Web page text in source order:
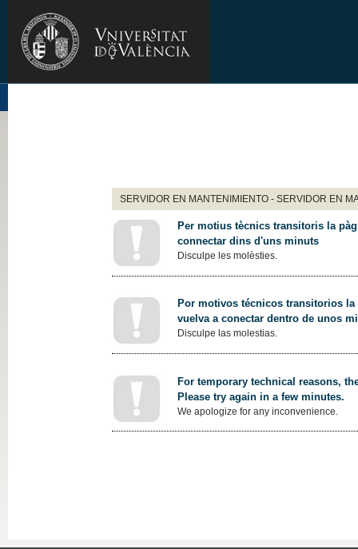
SERVIDOR EN MANTENIMIENTO - SERVIDOR EN
Per motius tècnics transitoris la
connectar dins d'uns minuts
Disculpe les molèsties.
Por motivos técnicos transitorios
vuelva a conectar dentro de unos
Disculpe las molestias.
For temporary technical reasons,
Please try again in a few minutes.
We apologize for any inconvenience.